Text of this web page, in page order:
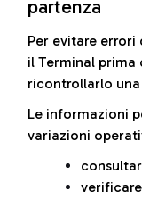
partenza
Per evitare
il Terminal
ricontrollarlo
Le informazioni
variazioni